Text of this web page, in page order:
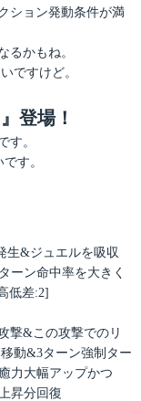
ション発動条件が満
るかもね。
ですけど。
登場！
す。
す。
生&ジュエルを吸収
ーン命中率を大きく
低差:2]
撃&この攻撃でのリ
動&3ターン強制ター
力大幅アップかつ
昇分回復